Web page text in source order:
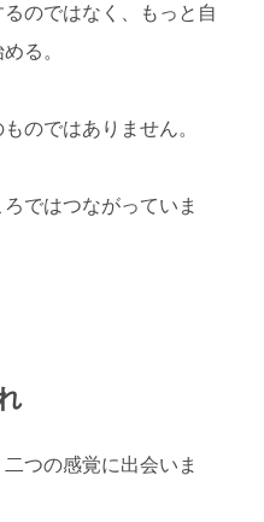
のではなく、もっと自
る。
のではありません。
ではつながっていま
つの感覚に出会いま